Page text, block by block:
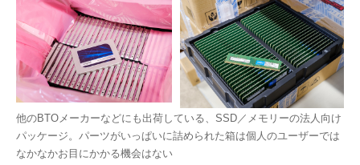
他のBTOメーカーなどにも出荷している、SSD／メモリーの法人向け
パッケージ。パーツがいっぱいに詰められた箱は個人のユーザーでは
なかなかお目にかかる機会はない